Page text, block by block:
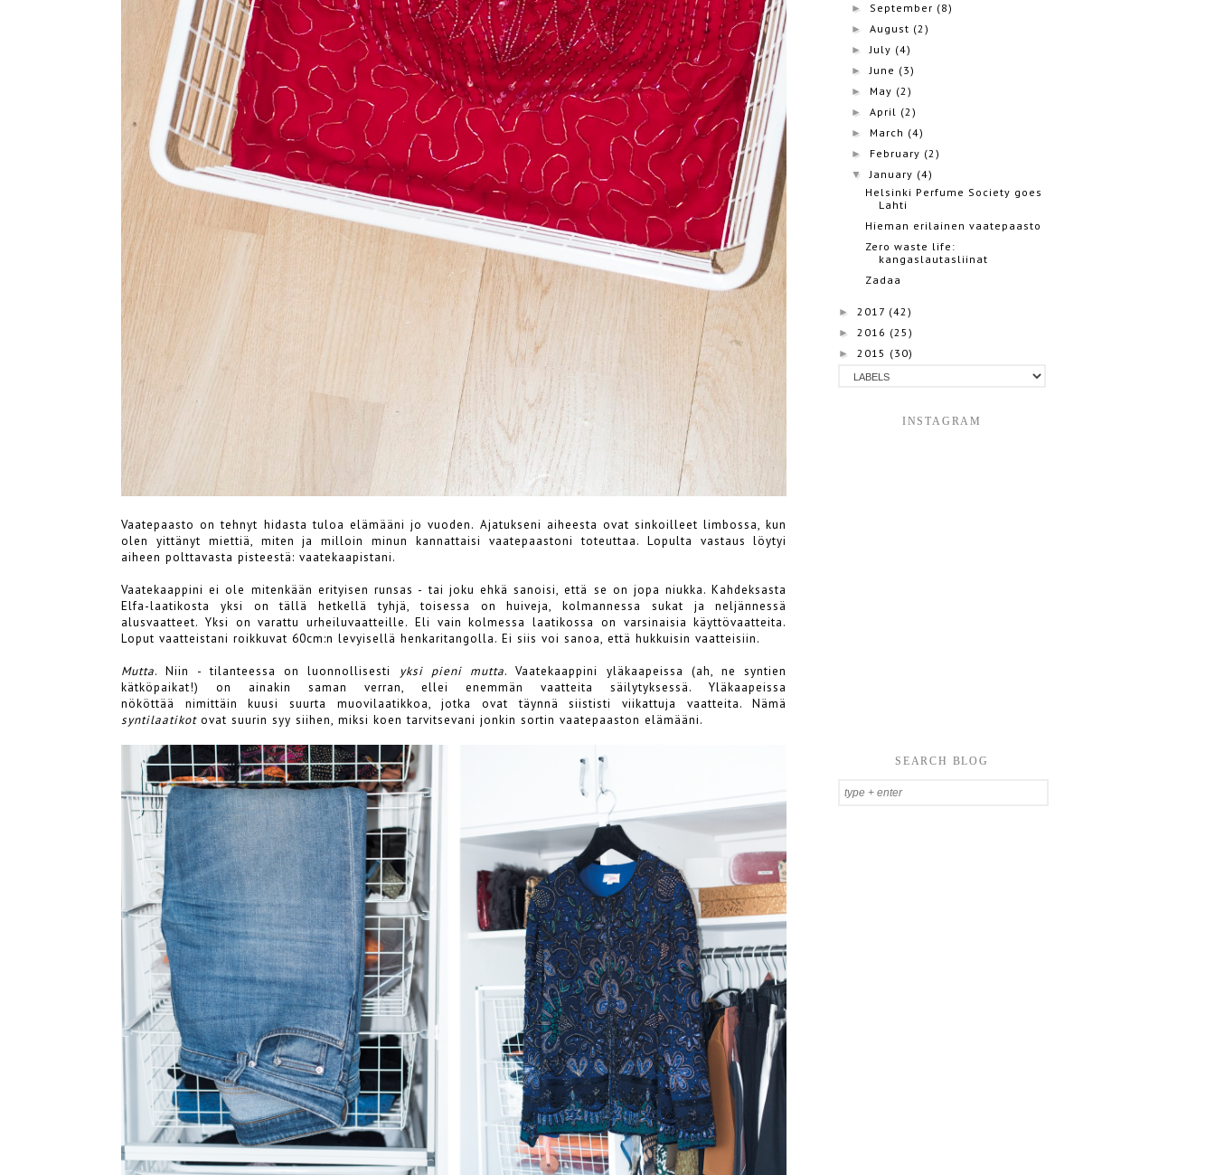
Vaatepaasto on tehnyt hidasta tuloa elämääni jo vuoden. Ajatukseni aiheesta ovat sinkoilleet limbossa, kun
olen yittänyt miettiä, miten ja milloin minun kannattaisi vaatepaastoni toteuttaa. Lopulta vastaus löytyi
aiheen polttavasta pisteestä: vaatekaapistani.
Vaatekaappini ei ole mitenkään erityisen runsas - tai joku ehkä sanoisi, että se on jopa niukka. Kahdeksasta
Elfa-laatikosta yksi on tällä hetkellä tyhjä, toisessa on huiveja, kolmannessa sukat ja neljännessä
alusvaatteet. Yksi on varattu urheiluvaatteille. Eli vain kolmessa laatikossa on varsinaisia käyttövaatteita.
Loput vaatteistani roikkuvat 60cm:n levyisellä henkaritangolla. Ei siis voi sanoa, että hukkuisin vaatteisiin.
Mutta. Niin - tilanteessa on luonnollisesti yksi pieni mutta. Vaatekaappini yläkaapeissa (ah, ne syntien
kätköpaikat!) on ainakin saman verran, ellei enemmän vaatteita säilytyksessä. Yläkaapeissa
nököttää nimittäin kuusi suurta muovilaatikkoa, jotka ovat täynnä siististi viikattuja vaatteita. Nämä
syntilaatikotovat suurin syy siihen, miksi koen tarvitsevani jonkin sortin vaatepaaston elämääni.
► September (8)
►August (2)
►July (4)
►June (3)
► May (2)
►April (2)
► March (4)
► February (2)
▼January (4)
Helsinki Perfume Society goes
Lahti
Hieman erilainen vaatepaasto
Zero waste life:
kangaslautasliinat
Zadaa
► 2017 (42)
► 2016 (25)
► 2015 (30)
INSTAGRAM
SEARCH BLOG